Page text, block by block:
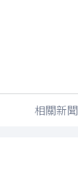
相關新聞